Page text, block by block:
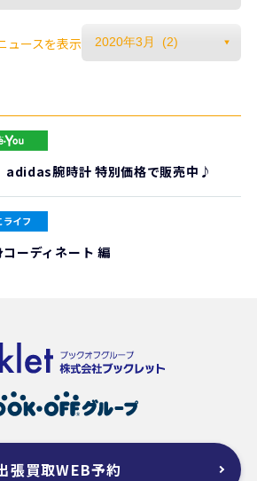
ュースを表示
adidas腕時計 特別価格で販売中♪
ーディネート 編
張買取WEB予約